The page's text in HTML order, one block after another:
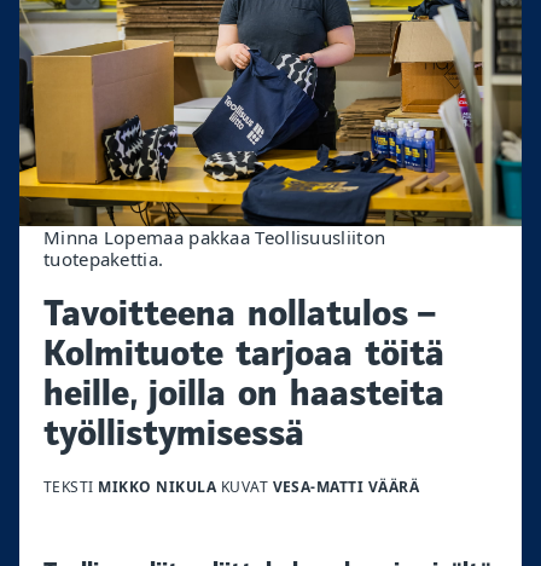
Minna Lopemaa pakkaa Teollisuusliiton
tuotepakettia.
Tavoitteena nollatulos –
Kolmituote tarjoaa töitä
heille, joilla on haasteita
työllistymisessä
TEKSTI MIKKO NIKULAKUVAT VESA-MATTI VÄÄRÄ